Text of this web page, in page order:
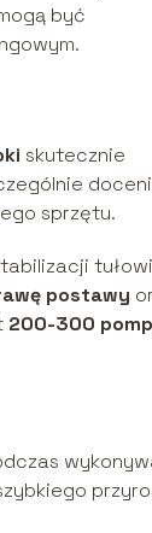
być
skutecznie
sprzętu.
postawy
200-300